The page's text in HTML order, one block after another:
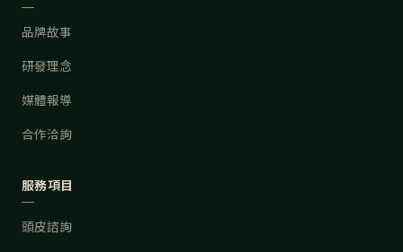
品牌故事
研發理念
媒體報導
合作洽詢
服務項目
頭皮諮詢